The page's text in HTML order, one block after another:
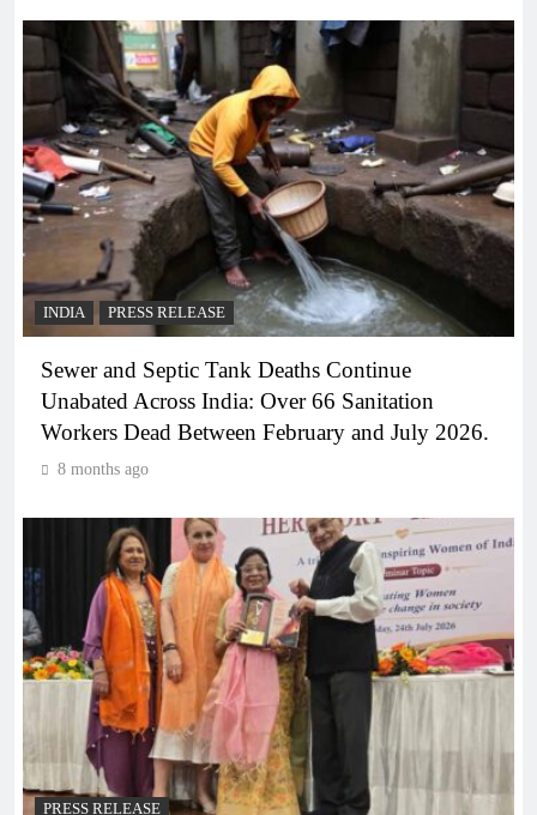
INDIA PRESS RELEASE
Sewer and Septic Tank Deaths Continue
Unabated Across India: Over 66 Sanitation
Workers Dead Between February and July 2026.
8 months ago
PRESS RELEASE